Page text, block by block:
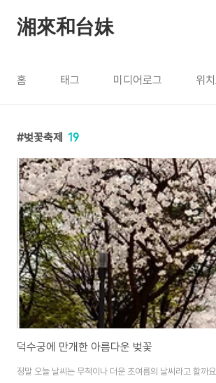
湘來和台妹
홈 태그 미디어로그 위
벚꽃축제 19
덕수궁에 만개한 아름다운 벚꽃
정말 오늘 날씨는 무척이나 더운 초여름의 날씨라고 할까